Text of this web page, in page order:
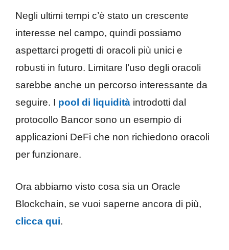
Negli ultimi tempi c’è stato un crescente
interesse nel campo, quindi possiamo
aspettarci progetti di oracoli più unici e
robusti in futuro. Limitare l’uso degli oracoli
sarebbe anche un percorso interessante da
seguire. I pool di liquidità introdotti dal
protocollo Bancor sono un esempio di
applicazioni DeFi che non richiedono oracoli
per funzionare.
Ora abbiamo visto cosa sia un Oracle
Blockchain, se vuoi saperne ancora di più,
clicca qui.